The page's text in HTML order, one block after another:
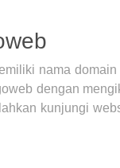
nama domain
dengan
kunjungi